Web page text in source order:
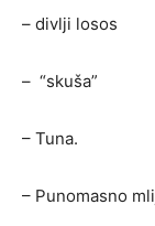
– divlji losos
– “skuša”
– Tuna.
– Punomasno